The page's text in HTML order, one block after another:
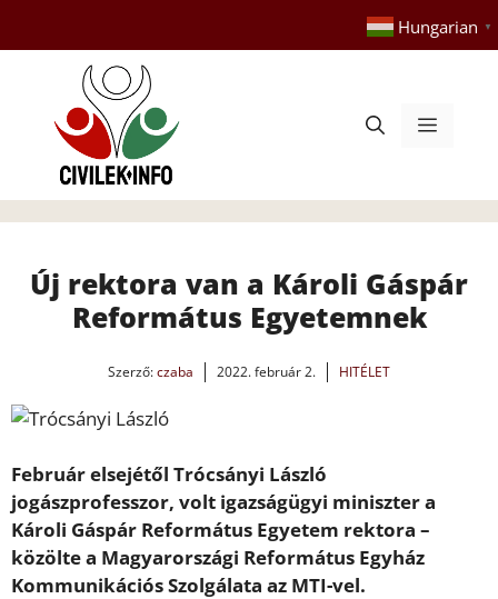
tartalomba
Hungarian ▼
Menü
Új rektora van a Károli Gáspár
Református Egyetemnek
Szerző:czaba 2022. február 2. HITÉLET
Február elsejétől Trócsányi László
jogászprofesszor, volt igazságügyi miniszter a
Károli Gáspár Református Egyetem rektora –
közölte a Magyarországi Református Egyház
Kommunikációs Szolgálata az MTI-vel.